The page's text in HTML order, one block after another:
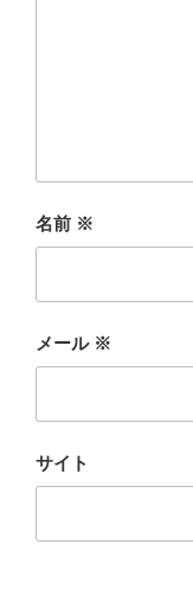
名前 ※
メール ※
サイト